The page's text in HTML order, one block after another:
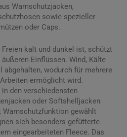
Warnschutzjacken,
sowie spezieller
oder Caps.
kalt und dunkel ist, schützt
Einflüssen. Wind, Kälte
abgehalten, wodurch für mehrere
ermöglicht wird.
den verschiedensten
oder Softshelljacken
Warnschutzfunktion gewählt
sich besonders gefütterte
eingearbeiteten Fleece. Das